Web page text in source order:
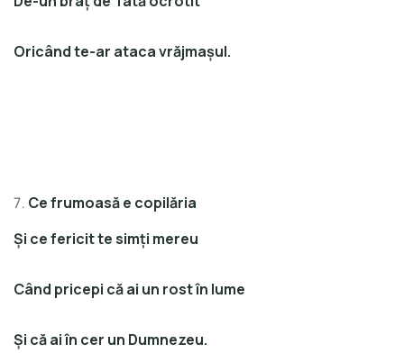
Oricând te-ar ataca vrăjmaşul.
Ce frumoasă e copilăria
Şi ce fericit te simţi mereu
Când pricepi că ai un rost în lume
Şi că ai în cer un Dumnezeu.